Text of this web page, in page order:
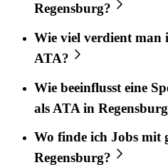
Regensburg?
Wie viel verdient man
ATA?
Wie beeinflusst eine
als ATA in
Wo finde ich Jobs mit
Regensburg?